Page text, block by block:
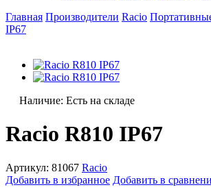
Главная Производители Racio
IP67
Наличие: Есть на складе
Racio R810 IP67
Артикул: 81067 Racio
Добавить в избранное Добавить в